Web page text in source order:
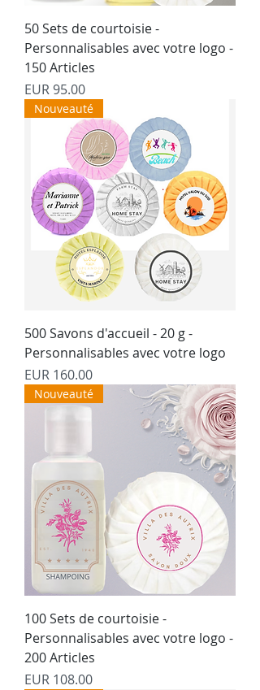
50 Sets de courtoisie -
Personnalisables avec votre logo -
150 Articles
Precio
EUR 95.00
Nouveauté
500 Savons d'accueil - 20 g -
Personnalisables avec votre logo
Precio
EUR 160.00
Nouveauté
100 Sets de courtoisie -
Personnalisables avec votre logo -
200 Articles
Precio
EUR 108.00